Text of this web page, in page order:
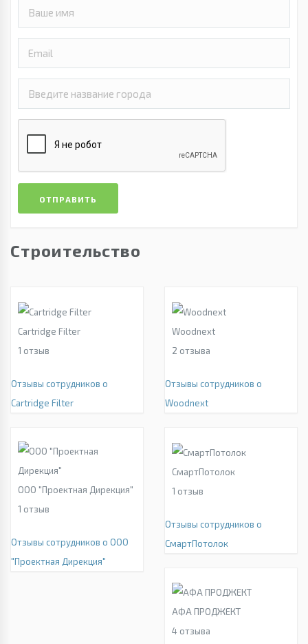
ОТПРАВИТЬ
Строительство
Cartridge Filter
1 отзыв
Отзывы сотрудников о
Cartridge Filter
Woodnext
2 отзыва
Отзывы сотрудников о
Woodnext
ООО "Проектная Дирекция"
1 отзыв
Отзывы сотрудников о ООО
"Проектная Дирекция"
СмартПотолок
1 отзыв
Отзывы сотрудников о
СмартПотолок
АФА ПРОДЖЕКТ
4 отзыва